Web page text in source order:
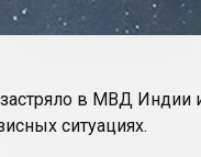
в МВД Индии
ситуациях.